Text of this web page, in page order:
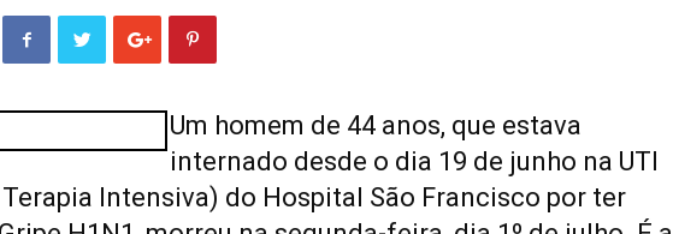
Um homem de 44 anos, que estava
internado desde o dia 19 de junho na UTI
Intensiva) do Hospital São Francisco por ter